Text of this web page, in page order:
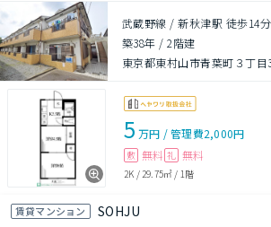
武蔵野線 / 新秋津駅 徒歩14分
築38年 /2階建
東京都東村山市青葉町３丁目
5 万円 /管理費2,000円
敷 無料 礼 無料
2K /29.75㎡ / 1階
賃貸マンション SOHJU